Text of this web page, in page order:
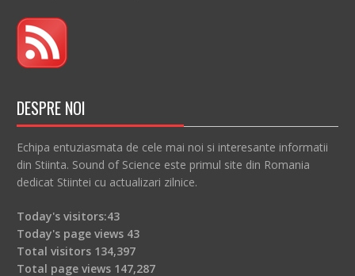
DESPRE NOI
Echipa entuziasmata de cele mai noi si interesante informatii
din Stiinta. Sound of Science este primul site din Romania
dedicat Stiintei cu actualizari zilnice.
Today's visitors:43
Today's page views 43
Total visitors 134,397
Total page views 147,287